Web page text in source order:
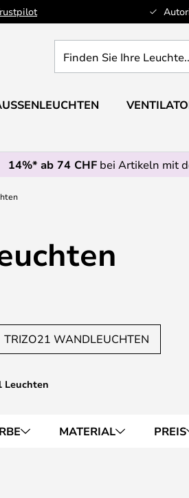
Sie
Leuchte...
14%* ab 74 CHF bei Artikeln mit
TRIZO21 WANDLEUCHTEN
Leuchten
MATERIAL PREIS